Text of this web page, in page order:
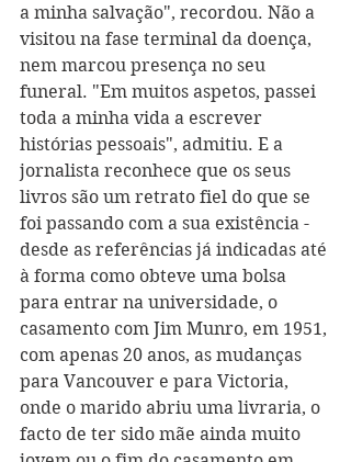
a minha salvação", recordou. Não a
visitou na fase terminal da doença,
nem marcou presença no seu
funeral. "Em muitos aspetos, passei
toda a minha vida a escrever
histórias pessoais", admitiu. E a
jornalista reconhece que os seus
livros são um retrato fiel do que se
foi passando com a sua existência -
desde as referências já indicadas até
à forma como obteve uma bolsa
para entrar na universidade, o
casamento com Jim Munro, em 1951,
com apenas 20 anos, as mudanças
para Vancouver e para Victoria,
onde o marido abriu uma livraria, o
facto de ter sido mãe ainda muito